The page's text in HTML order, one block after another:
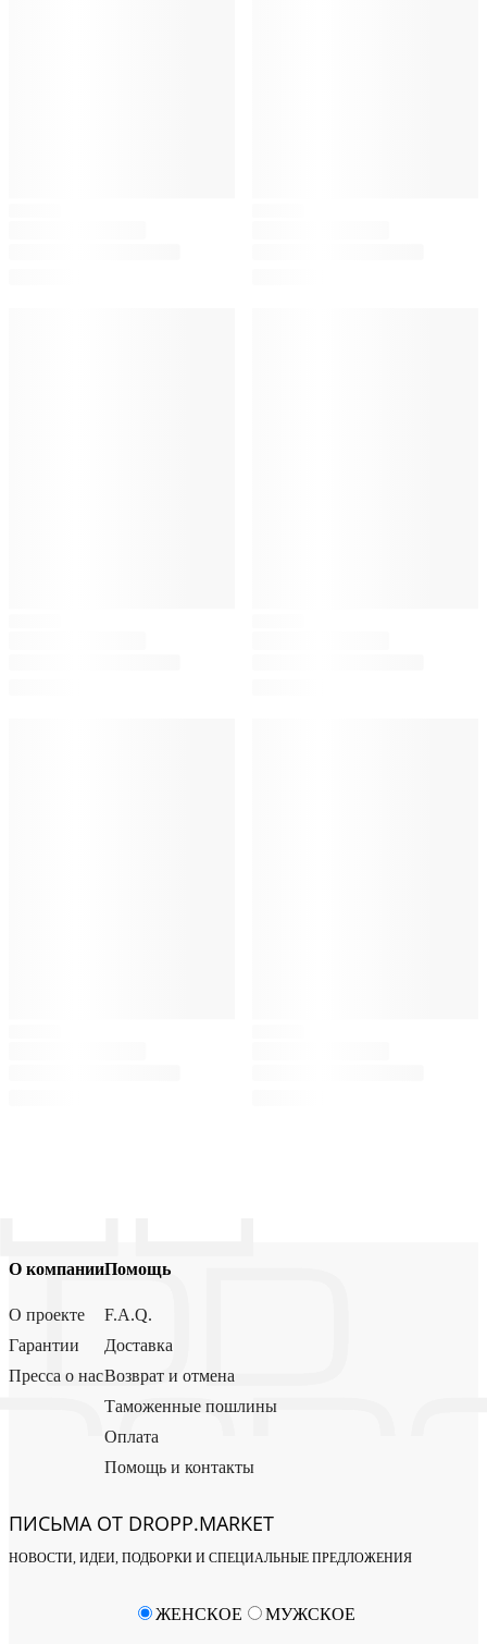
О компании
О проекте
Гарантии
Пресса о нас
Помощь
F.A.Q.
Доставка
Возврат и отмена
Таможенные пошлины
Оплата
Помощь и контакты
ПИСЬМА ОТ DROPP.MARKET
НОВОСТИ, ИДЕИ, ПОДБОРКИ И СПЕЦИАЛЬНЫЕ ПРЕДЛОЖЕНИЯ
ЖЕНСКОЕ МУЖСКОЕ